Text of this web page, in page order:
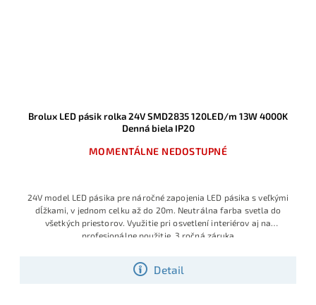
Brolux LED pásik rolka 24V SMD2835 120LED/m 13W 4000K
Denná biela IP20
MOMENTÁLNE NEDOSTUPNÉ
Detail
24V model LED pásika pre náročné zapojenia LED pásika s veľkými
dĺžkami, v jednom celku až do 20m. Neutrálna farba svetla do
všetkých priestorov. Využitie pri osvetlení interiérov aj na
profesionálne použitie, 3 ročná záruka